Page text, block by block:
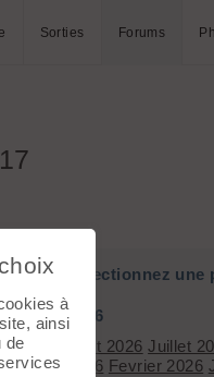
Sorties Forums
Sélectionnez une
2026
Aout 2026 Juillet
2026 Fevrier 2026
à
ainsi
de